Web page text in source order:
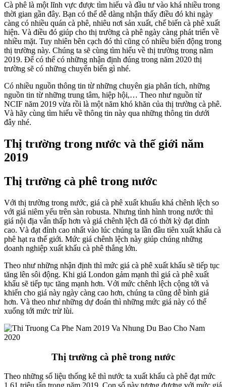
Cà phê là một lĩnh vực được tìm hiểu và đầu tư vào khá nhiều trong
thời gian gần đây. Bạn có thể dễ dàng nhận thấy điều đó khi ngày
càng có nhiều quán cà phê, nhiêu nơi sản xuất, chế biến cà phê xuất
hiện. Và điều đó giúp cho thị trường cà phê ngày càng phát triển về
nhiều mặt. Tuy nhiên bên cạch đó thì cũng có nhiều biến động trong
thị trường này. Chúng ta sẽ cùng tìm hiểu về thị trường trong năm
2019. Để có thể có những nhận định đúng trong năm 2020 thị
trường sẽ có những chuyển biến gì nhé.
Có nhiều nguồn thông tin từ những chuyên gia phân tích, những
nguồn tin từ những trung tâm, hiệp hội,… Theo như nguồn từ
NCIF năm 2019 vừa rồi là một năm khó khăn của thị trường cà phê.
Và hãy cùng tìm hiểu về thông tin này qua những thông tin dưới
đây nhé.
Thị trường trong nước và thế giới năm
2019
Thị trường cà phê trong nước
Với thị trường trong nước, giá cà phê xuất khuẩu khá chênh lệch so
với giá niêm yếu trên sàn robusta. Nhưng tình hình trong nước thì
giá nội địa vẫn thấp hơn và giá chênh lệch đã có thời kỳ đạt đỉnh
cao. Và đạt đỉnh cao nhất vào lúc chúng ta lần đầu tiên xuất khẩu cà
phê hạt ra thế giới. Mức giá chênh lệch này giúp chúng những
doanh nghiệp xuất khẩu cà phê thắng lớn.
Theo như những nhận định thì mức giá cà phê xuất khẩu sẽ tiếp tục
tăng lên sôi động. Khi giá London gảm mạnh thì giá cà phê xuất
khẩu sẽ tiếp tục tăng mạnh hơn. Với mức chênh lệch cộng tới và
khiến cho giá này ngày càng cao hơn, chúng ta cũng dễ bình giá
hơn. Và theo như những dự đoán thì những mức giá này có thể
xuống tới mức trừ lùi.
Thị trường cà phê trong nước
Theo những số liệu thống kê thì nước ta xuất khẩu cà phê đạt mức